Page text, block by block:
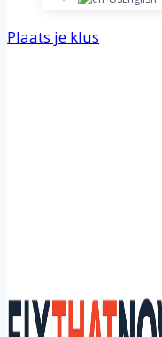
Plaats je klus